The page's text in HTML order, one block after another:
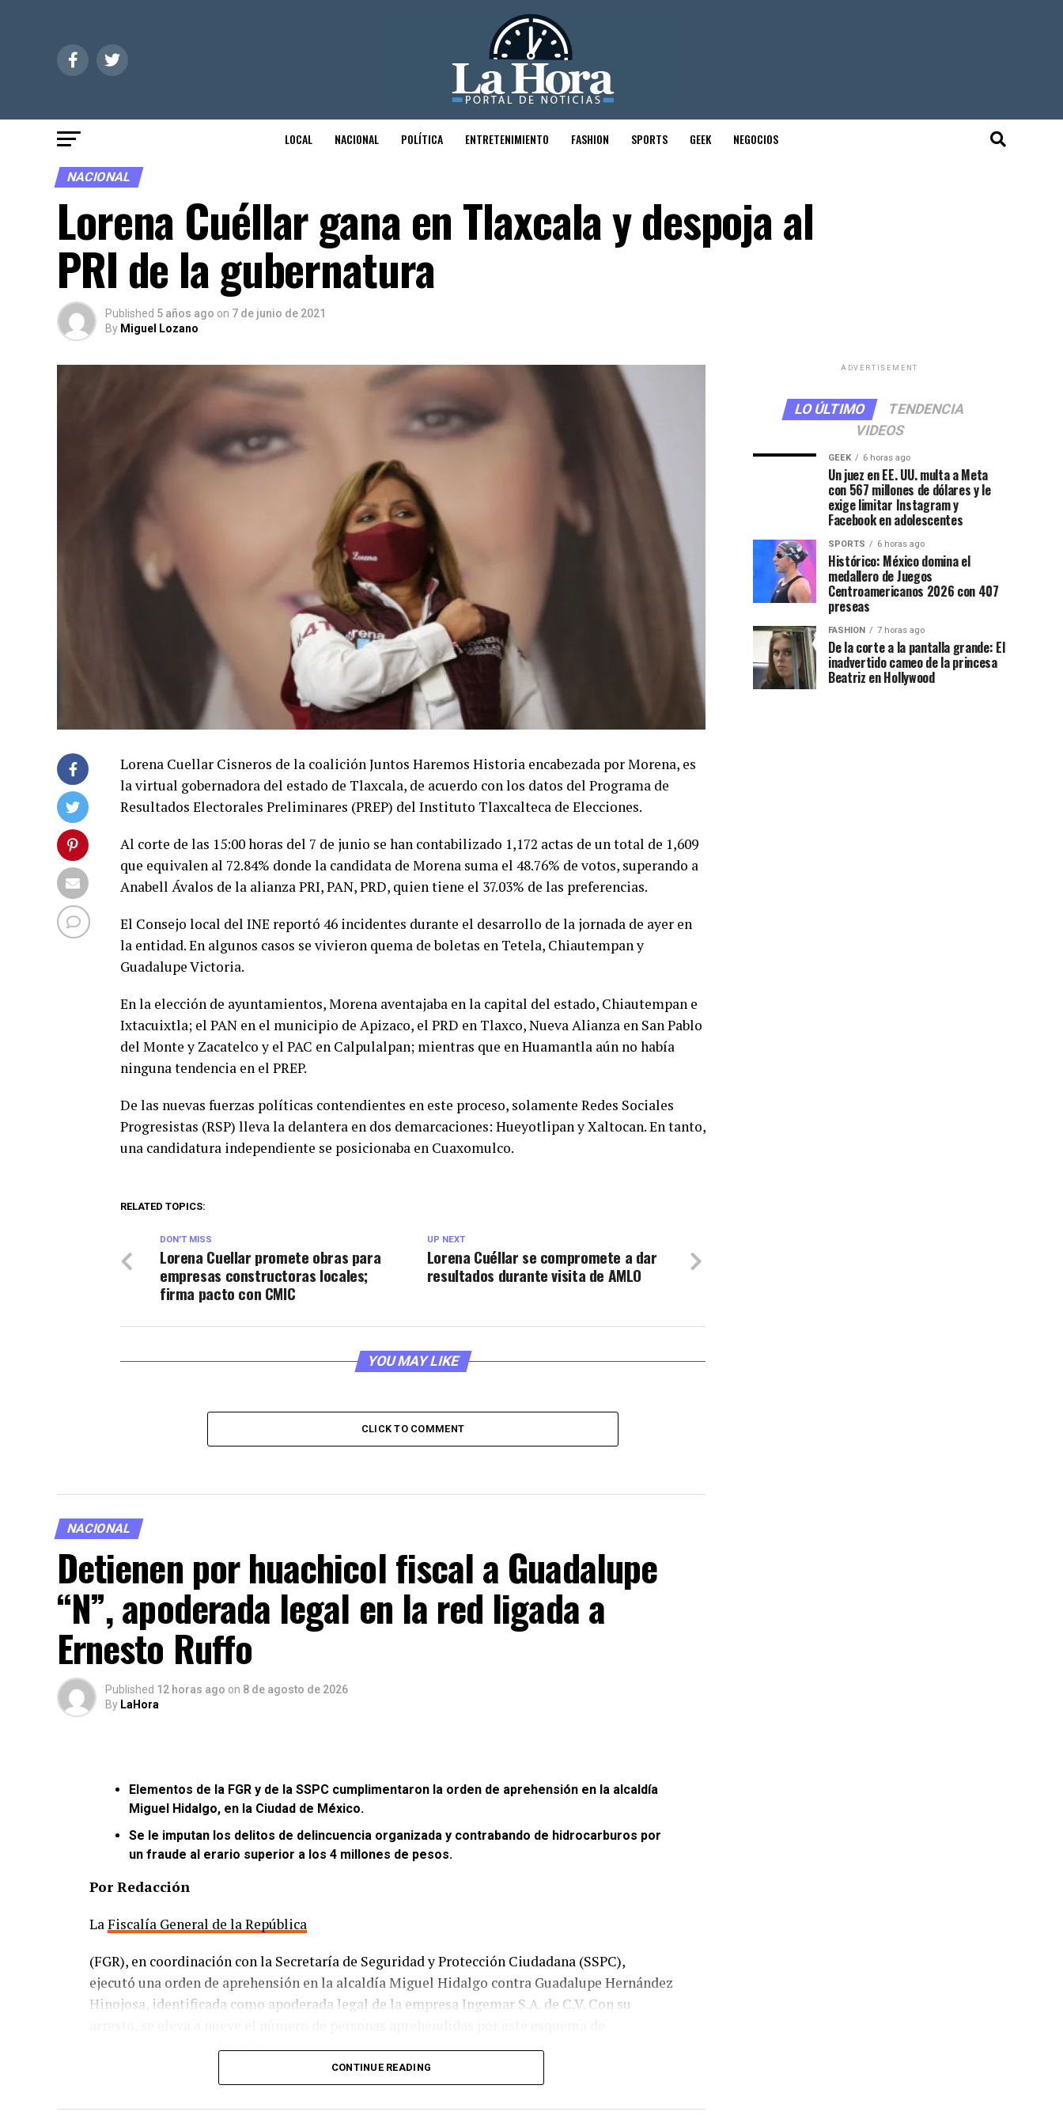
LOCAL NACIONAL POLÍTICA ENTRETENIMIENTO FASHION SPORTS GEEK NEGOCIOS
NACIONAL
Lorena Cuéllar gana en Tlaxcala y despoja al
PRI de la gubernatura
Published 5 años ago on 7 de junio de 2021
By Miguel Lozano
Lorena Cuellar Cisneros de la coalición Juntos Haremos Historia encabezada por Morena, es
la virtual gobernadora del estado de Tlaxcala, de acuerdo con los datos del Programa de
Resultados Electorales Preliminares (PREP) del Instituto Tlaxcalteca de Elecciones.
Al corte de las 15:00 horas del 7 de junio se han contabilizado 1,172 actas de un total de 1,609
que equivalen al 72.84% donde la candidata de Morena suma el 48.76% de votos, superando a
Anabell Ávalos de la alianza PRI, PAN, PRD, quien tiene el 37.03% de las preferencias.
El Consejo local del INE reportó 46 incidentes durante el desarrollo de la jornada de ayer en
la entidad. En algunos casos se vivieron quema de boletas en Tetela, Chiautempan y
Guadalupe Victoria.
En la elección de ayuntamientos, Morena aventajaba en la capital del estado, Chiautempan e
Ixtacuixtla; el PAN en el municipio de Apizaco, el PRD en Tlaxco, Nueva Alianza en San Pablo
del Monte y Zacatelco y el PAC en Calpulalpan; mientras que en Huamantla aún no había
ninguna tendencia en el PREP.
De las nuevas fuerzas políticas contendientes en este proceso, solamente Redes Sociales
Progresistas (RSP) lleva la delantera en dos demarcaciones: Hueyotlipan y Xaltocan. En tanto,
una candidatura independiente se posicionaba en Cuaxomulco.
RELATED TOPICS:
UP NEXT
Lorena Cuéllar se compromete a dar
resultados durante visita de AMLO
DON'T MISS
Lorena Cuellar promete obras para
empresas constructoras locales;
firma pacto con CMIC
YOU MAY LIKE
CLICK TO COMMENT
NACIONAL
Detienen por huachicol fiscal a Guadalupe
“N”, apoderada legal en la red ligada a
Ernesto Ruffo
Published 12 horas ago on 8 de agosto de 2026
By LaHora
Elementos de la FGR y de la SSPC cumplimentaron la orden de aprehensión en la alcaldía
Miguel Hidalgo, en la Ciudad de México.
Se le imputan los delitos de delincuencia organizada y contrabando de hidrocarburos por
un fraude al erario superior a los 4 millones de pesos.
Por Redacción
LaFiscalía General de la República
(FGR), en coordinación con la Secretaría de Seguridad y Protección Ciudadana (SSPC),
ejecutó una orden de aprehensión en la alcaldía Miguel Hidalgo contra Guadalupe Hernández
Hinojosa, identificada como apoderada legal de la empresa Ingemar S.A. de C.V. Con su
contrabando de combustible.
De acuerdo con las investigaciones de la FGR, Ingemar S.A. de C.V., firma en la que participa
como socio el exgobernador de Baja California,Ernesto Ruffo Appel
CONTINUE READING
ADVERTISEMENT
LO ÚLTIMO
TENDENCIA
VIDEOS
GEEK 6 horas ago
Un juez en EE. UU. multa a Meta
con 567 millones de dólares y le
exige limitar Instagram y
Facebook en adolescentes
SPORTS 6 horas ago
Histórico: México domina el
medallero de Juegos
Centroamericanos 2026 con 407
preseas
FASHION 7 horas ago
De la corte a la pantalla grande: El
inadvertido cameo de la princesa
Beatriz en Hollywood